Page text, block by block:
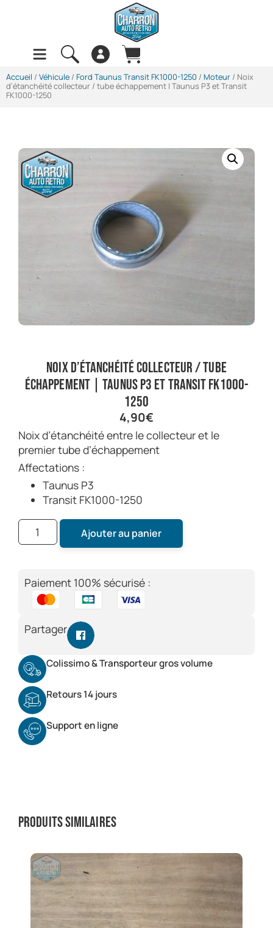
Accueil / Véhicule / Ford Taunus Transit FK1000-1250 / Moteur / Noix
d’étanchéité collecteur / tube échappement | Taunus P3 et Transit
FK1000-1250
Noix d’étanchéité collecteur / tube
échappement | Taunus P3 et Transit FK1000-
1250
4,90€
Noix d’étanchéité entre le collecteur et le
premier tube d’échappement
Affectations :
Taunus P3
Transit FK1000-1250
Ajouter au panier
Paiement 100% sécurisé :
Partager
Colissimo & Transporteur gros volume
Retours 14 jours
Support en ligne
Produits similaires